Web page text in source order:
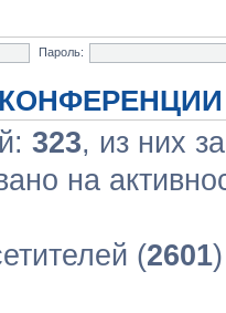
Пароль:
323, из них
на
(2601